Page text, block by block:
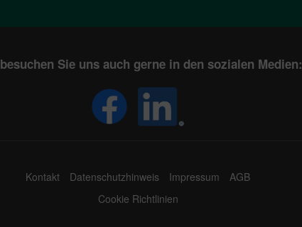
Sie uns auch gerne in den sozialen Medien:
Kontakt Datenschutzhinweis Impressum
AGB
Cookie Richtlinien